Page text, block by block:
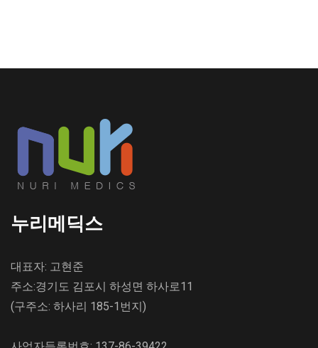
누리메딕스
대표자: 고현준
주소:경기도 김포시 하성면 하사로11
(구주소: 하사리 185-1번지)